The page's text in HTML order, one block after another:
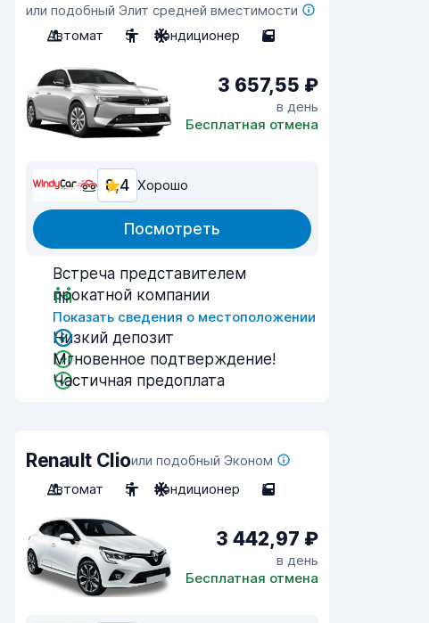
или подобный Элит средней вместимости
Автомат
5 Кондиционер 5
3 657,55 ₽
в день
Бесплатная отмена
8,4 Хорошо
Посмотреть
Встреча представителем
прокатной компании
Показать сведения о местоположении
Низкий депозит
Мгновенное подтверждение!
Частичная предоплата
Renault Clioили подобный Эконом
Автомат
5 Кондиционер 5
3 442,97 ₽
в день
Бесплатная отмена